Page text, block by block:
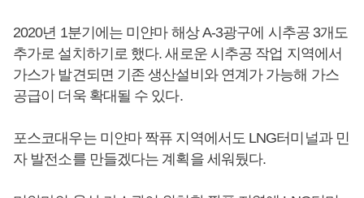
2020년 1분기에는 미얀마 해상 A-3광구에 시추공 3개도
추가로 설치하기로 했다. 새로운 시추공 작업 지역에서
가스가 발견되면 기존 생산설비와 연계가 가능해 가스
공급이 더욱 확대될 수 있다.
포스코대우는 미얀마 짝퓨 지역에서도 LNG터미널과 민
자 발전소를 만들겠다는 계획을 세워뒀다.